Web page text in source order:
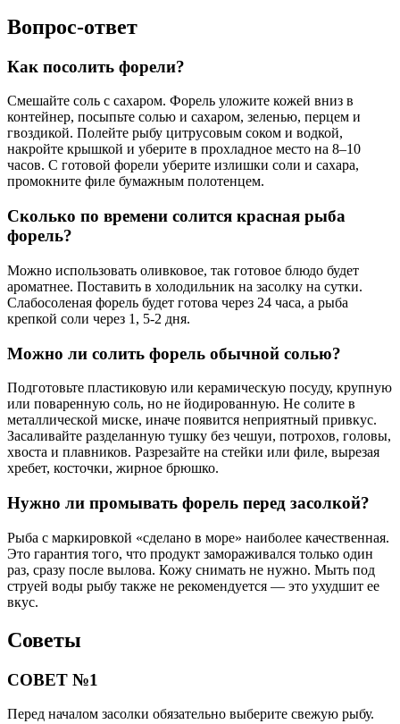
Вопрос-ответ
Как посолить форели?
Смешайте соль с сахаром. Форель уложите кожей вниз в
контейнер, посыпьте солью и сахаром, зеленью, перцем и
гвоздикой. Полейте рыбу цитрусовым соком и водкой,
накройте крышкой и уберите в прохладное место на 8–10
часов. С готовой форели уберите излишки соли и сахара,
промокните филе бумажным полотенцем.
Сколько по времени солится красная рыба
форель?
Можно использовать оливковое, так готовое блюдо будет
ароматнее. Поставить в холодильник на засолку на сутки.
Слабосоленая форель будет готова через 24 часа, а рыба
крепкой соли через 1, 5-2 дня.
Можно ли солить форель обычной солью?
Подготовьте пластиковую или керамическую посуду, крупную
или поваренную соль, но не йодированную. Не солите в
металлической миске, иначе появится неприятный привкус.
Засаливайте разделанную тушку без чешуи, потрохов, головы,
хвоста и плавников. Разрезайте на стейки или филе, вырезая
хребет, косточки, жирное брюшко.
Нужно ли промывать форель перед засолкой?
Рыба с маркировкой «сделано в море» наиболее качественная.
Это гарантия того, что продукт замораживался только один
раз, сразу после вылова. Кожу снимать не нужно. Мыть под
струей воды рыбу также не рекомендуется — это ухудшит ее
вкус.
Советы
СОВЕТ №1
Перед началом засолки обязательно выберите свежую рыбу.